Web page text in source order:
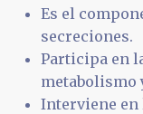
Es el
secreciones.
Participa en
metabolismo
Interviene en